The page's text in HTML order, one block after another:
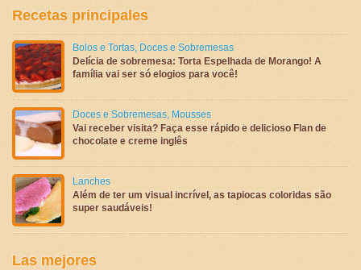
Recetas principales
Bolos e Tortas, Doces e Sobremesas
Delícia de sobremesa: Torta Espelhada de Morango! A
família vai ser só elogios para você!
Doces e Sobremesas, Mousses
Vai receber visita? Faça esse rápido e delicioso Flan de
chocolate e creme inglês
Lanches
Além de ter um visual incrível, as tapiocas coloridas são
super saudáveis!
Las mejores